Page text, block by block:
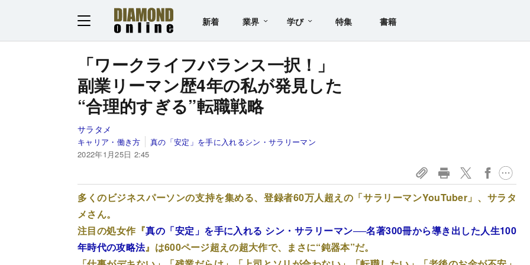
新着 業界 学び 特集 書籍
「ワークライフバランス一択！」
副業リーマン歴4年の私が発見した
“合理的すぎる”転職戦略
サラタメ
キャリア・働き方
真の「安定」を手に入れるシン・サラリーマン
2022年1月25日 2:45
多くのビジネスパーソンの支持を集める、登録者60万人超えの「サラリーマンYouTuber」、サラタ
メさん。
注目の処女作『真の「安定」を手に入れる シン・サラリーマン──名著300冊から導き出した人生100
年時代の攻略法』は600ページ超えの超大作で、まさに“鈍器本”だ。